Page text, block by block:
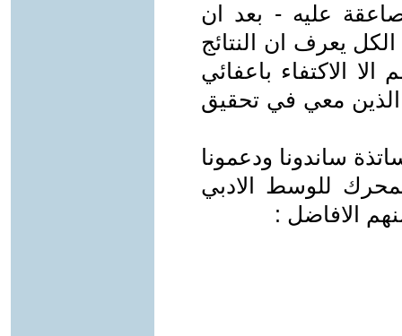
عليه - بعد ان
يعرف ان النتائج
الاكتفاء باعفائي
الذين معي في تحقيق
ساندونا ودعمونا
للوسط الادبي
الافاضل :